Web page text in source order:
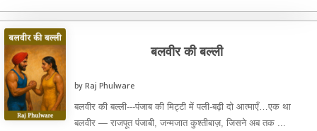
बलवीर की बल्ली
by Raj Phulware
बलवीर की बल्ली---पंजाब की मिट्टी में पली-बढ़ी दो आत्माएँ…एक था
बलवीर — राजपूत पंजाबी, जन्मजात कुश्तीबाज़, जिसने अब तक ...